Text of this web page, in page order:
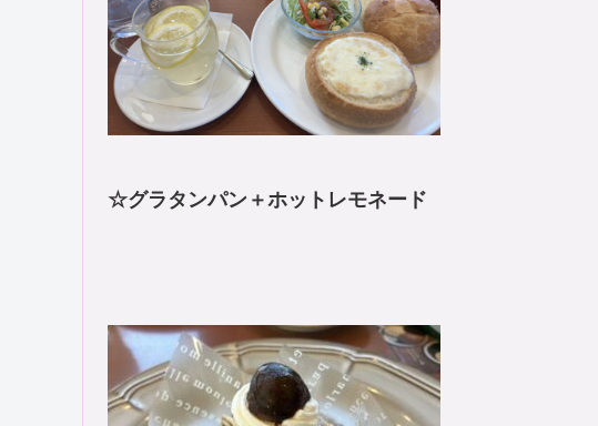
☆グラタンパン＋ホットレモネード